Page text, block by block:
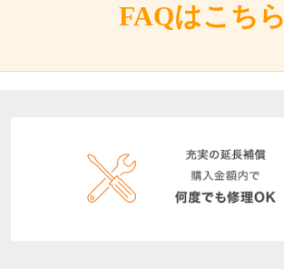
FAQはこちら